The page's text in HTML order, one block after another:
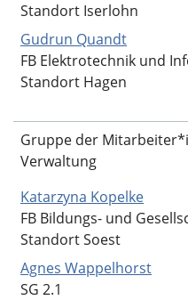
Standort Iserlohn
Gudrun Quandt
FB Elektrotechnik und
Standort Hagen
Gruppe der
Verwaltung
Katarzyna Kopelke
FB Bildungs- und
Standort Soest
Agnes Wappelhorst
SG 2.1